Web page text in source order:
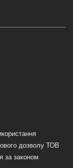
дозволу ТОВ
за законом